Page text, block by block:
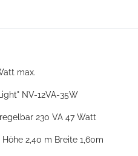
max.
NV-12VA-35W
230 VA 47 Watt
2,40 m Breite 1,60m